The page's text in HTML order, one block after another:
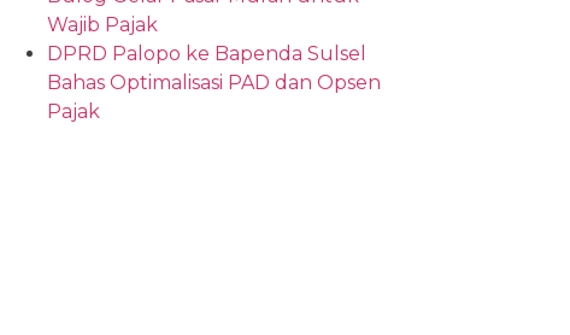
Wajib Pajak
DPRD Palopo ke Bapenda Sulsel
Bahas Optimalisasi PAD dan Opsen
Pajak